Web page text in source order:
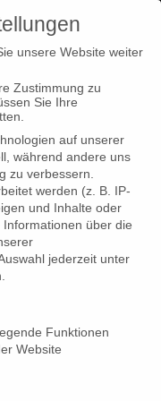
Beetz at FFHSH
crossmedia
be at the panel
at the crossmedia
unsere Website weiter
Zustimmung zu
Sie Ihre
auf unserer
während andere uns
zu verbessern.
werden (z. B. IP-
und Inhalte oder
Informationen über die
jederzeit unter
Funktionen
Website